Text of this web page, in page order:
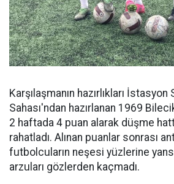
Karşılaşmanın hazırlıkları
Sahası'ndan hazırlanan 1969
2 haftada 4 puan alarak düşme
rahatladı. Alınan puanlar sonrası
futbolcuların neşesi yüzlerine
arzuları gözlerden kaçmadı.